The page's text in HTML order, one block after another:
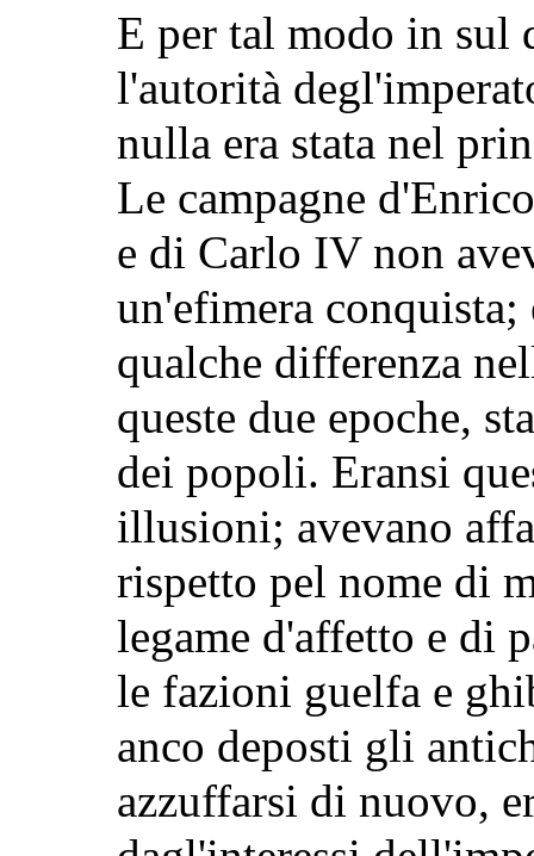
E per tal modo in sul
l'autorità
nulla era stata nel
Le campagne
e di Carlo IV non
un'efimera conquista;
qualche differenza
queste due epoche,
dei popoli. Eransi
illusioni; avevano
rispetto pel nome di
legame d'affetto e di
le fazioni guelfa e
anco deposti gli
azzuffarsi di nuovo,